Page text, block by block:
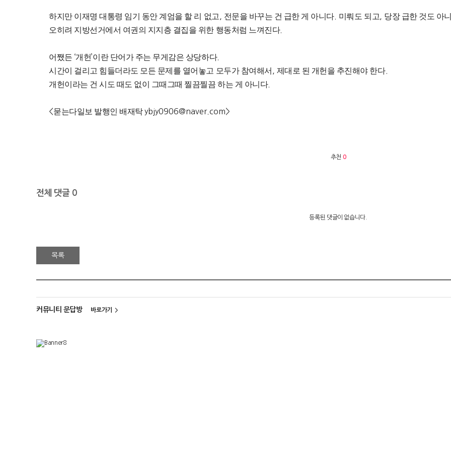
하지만 이재명 대통령 임기 동안 계엄을 할 리 없고 전문을 바꾸는 건 급한 게 아니다. 미뤄도 되고
당장 급한 것도 아
오히려 지방선거에서 여권의 지지층 결집을 위한 행동처럼 느껴진다.
어쨌든 ‘개헌’이란 단어가 주는 무게감은 상당하다.
시간이 걸리고 힘들더라도 모든 문제를 열어놓고 모두가 참여해서 제대로 된 개헌을 추진해야 한다.
개헌이라는 건 시도 때도 없이 그때그때 찔끔찔끔 하는 게 아니다.
<묻는다일보 발행인 배재탁ybjy0906@naver.com>
추천 0
전체 댓글 0
등록된 댓글이 없습니다.
목록
커뮤니티 문답방 바로가기 >